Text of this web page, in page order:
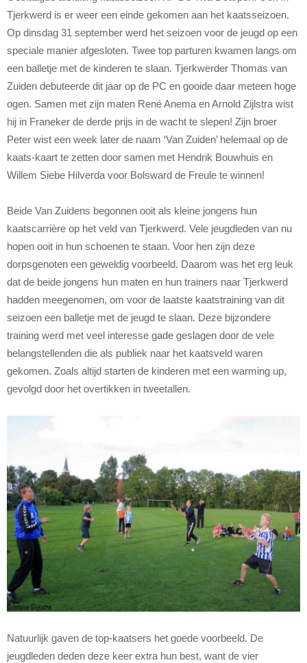
Tjerkwerd is er weer een einde gekomen aan het kaatsseizoen.
Op dinsdag 31 september werd het seizoen voor de jeugd op een
speciale manier afgesloten. Twee top parturen kwamen langs om
een balletje met de kinderen te slaan. Tjerkwerder Thomas van
Zuiden debuteerde dit jaar op de PC en gooide daar meteen hoge
ogen. Samen met zijn maten René Anema en Arnold Zijlstra wist
hij in Franeker de derde prijs in de wacht te slepen! Zijn broer
Peter wist een week later de naam ‘Van Zuiden’ helemaal op de
kaats-kaart te zetten door samen met Hendrik Bouwhuis en
Willem Siebe Hilverda voor Bolsward de Freule te winnen!
Beide Van Zuidens begonnen ooit als kleine jongens hun
kaatscarrière op het veld van Tjerkwerd. Vele jeugdleden van nu
hopen ooit in hun schoenen te staan. Voor hen zijn deze
dorpsgenoten een geweldig voorbeeld. Daarom was het erg leuk
dat de beide jongens hun maten en hun trainers naar Tjerkwerd
hadden meegenomen, om voor de laatste kaatstraining van dit
seizoen een balletje met de jeugd te slaan. Deze bijzondere
training werd met veel interesse gade geslagen door de vele
belangstellenden die als publiek naar het kaatsveld waren
gekomen. Zoals altijd starten de kinderen met een warming up,
gevolgd door het overtikken in tweetallen.
Natuurlijk gaven de top-kaatsers het goede voorbeeld. De
jeugdleden deden deze keer extra hun best, want de vier